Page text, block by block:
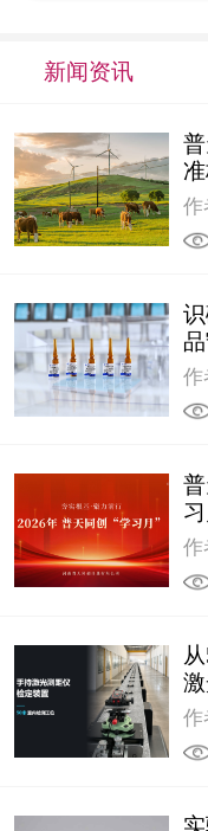
新闻资讯
作
作
作
作